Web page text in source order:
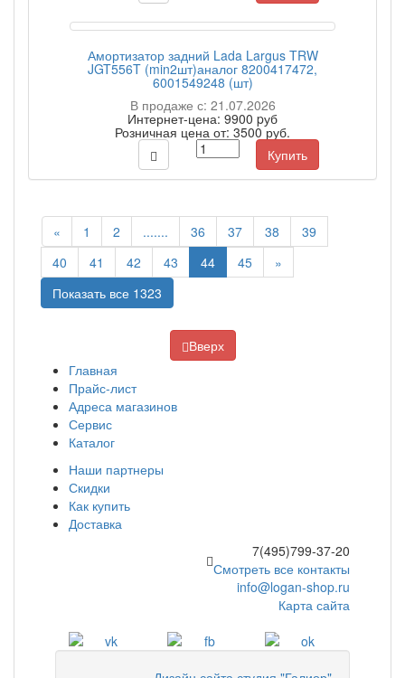
Амортизатор задний Lada Largus TRW
JGT556T (min2шт)аналог 8200417472,
6001549248 (шт)
В продаже с: 21.07.2026
Интернет-цена: 9900 pуб
Розничная цена от: 3500 руб.
Купить
« 1 2 ....... 36 37 38
39
40
41 42 43 44 45
»
Показать все 1323
Вверх
Главная
Прайс-лист
Адреса магазинов
Сервис
Каталог
Наши партнеры
Скидки
Как купить
Доставка
7(495)799-37-20
Смотреть все контакты
info@logan-shop.ru
Карта сайта